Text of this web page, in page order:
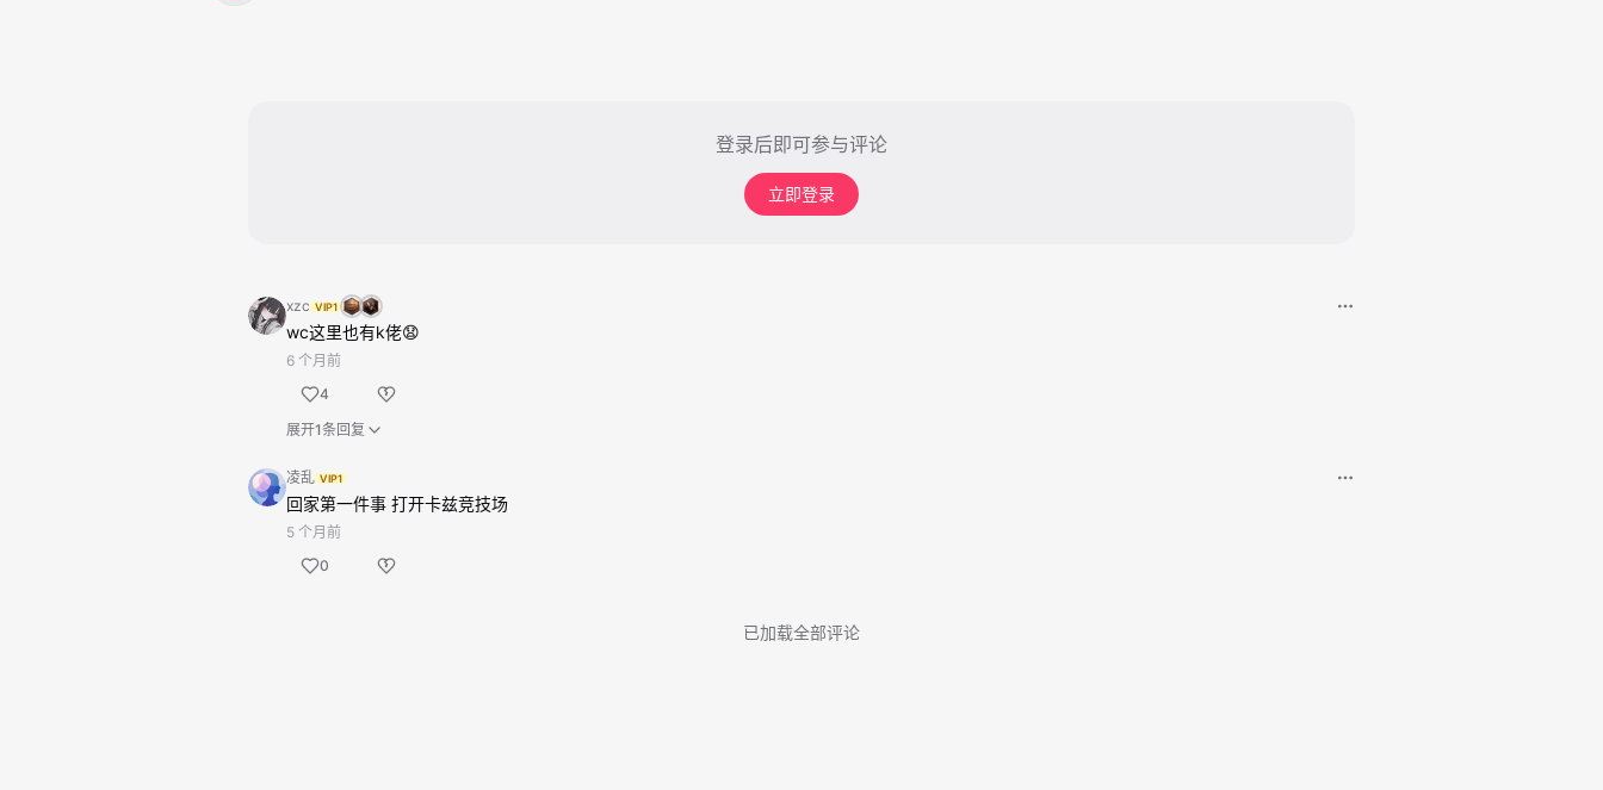
登录后即可参与评论
立即登录
xzc VIP1
wc这里也有k佬😧
6 个月前
4
展开1条回复
凌乱 VIP1
回家第一件事 打开卡兹竞技场
5 个月前
0
已加载全部评论